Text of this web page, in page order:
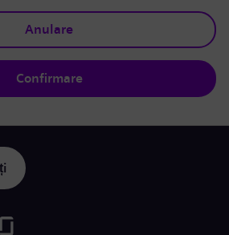
Anulare
Confirmare